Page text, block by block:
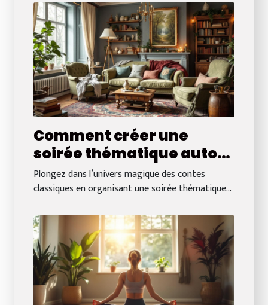
Comment créer une
soirée thématique autour
de contes classiques ?
Plongez dans l’univers magique des contes
classiques en organisant une soirée thématique...